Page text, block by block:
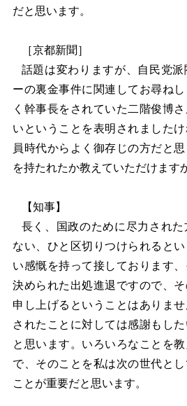
だと思います。
［京都新聞］
話題は変わりますが、自民党
ーの裏金事件に関連してお尋ね
く幹事長をされていた二階俊博
いということを表明されました
員時代からよく御存じの方だと
を持たれたか教えていただけます
【知事】
長く、国政のために尽力され
ない、ひと区切りつけられると
い感慨を持って接しております
決められた出処進退ですので、
申し上げるということはありま
されたことに対しては感謝もし
と思います。いろいろなことを
で、そのことを私は次の世代と
ことが重要だと思います。